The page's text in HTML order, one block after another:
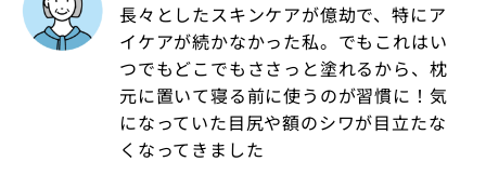
長々としたスキンケアが億劫で、特にア
イケアが続かなかった私。でもこれはい
つでもどこでもささっと塗れるから、枕
元に置いて寝る前に使うのが習慣に！気
になっていた目尻や額のシワが目立たな
くなってきました